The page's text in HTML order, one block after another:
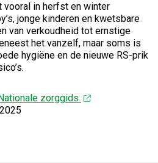
vooral in herfst en winter
jonge kinderen en kwetsbare
van verkoudheid tot ernstige
het vanzelf, maar soms is
hygiëne en de nieuwe RS-prik
Nationale zorggids